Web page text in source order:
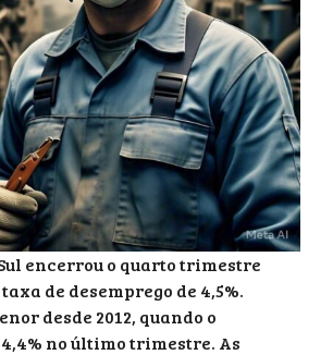
encerrou o quarto trimestre
de desemprego de 4,5%.
desde 2012, quando o
no último trimestre. As